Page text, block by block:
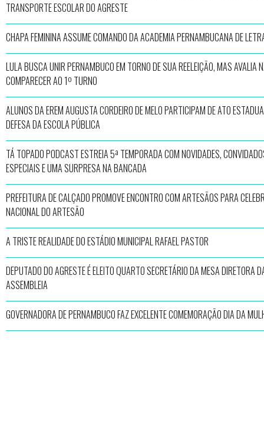
TRANSPORTE ESCOLAR DO AGRESTE
CHAPA FEMININA ASSUME COMANDO DA ACADEMIA PERNAMBUCANA DE
LULA BUSCA UNIR PERNAMBUCO EM TORNO DE SUA REELEIÇÃO, MAS AVALIA
COMPARECER AO 1º TURNO
ALUNOS DA EREM AUGUSTA CORDEIRO DE MELO PARTICIPAM DE ATO
DEFESA DA ESCOLA PÚBLICA
TÁ TOPADO PODCAST ESTREIA 5ª TEMPORADA COM NOVIDADES,
ESPECIAIS E UMA SURPRESA NA BANCADA
PREFEITURA DE CALÇADO PROMOVE ENCONTRO COM ARTESÃOS PARA
NACIONAL DO ARTESÃO
A TRISTE REALIDADE DO ESTÁDIO MUNICIPAL RAFAEL PASTOR
DEPUTADO DO AGRESTE É ELEITO QUARTO SECRETÁRIO DA MESA DIRETORA
ASSEMBLEIA
GOVERNADORA DE PERNAMBUCO FAZ EXCELENTE COMEMORAÇÃO DIA DA